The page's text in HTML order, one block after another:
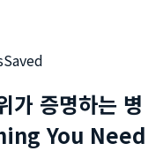
Saved
가 증명하는 병
You Need